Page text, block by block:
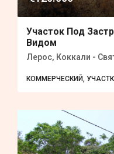
Участок Под
Видом
Лерос, Коккали -
КОММЕРЧЕСКИЙ,